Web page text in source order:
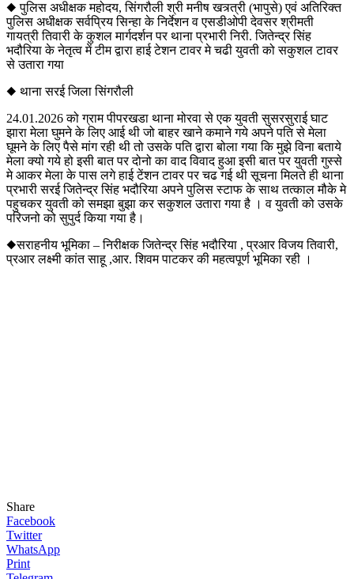
◆ पुलिस अधीक्षक महोदय, सिंगरौली श्री मनीष खत्र्त्री (भापुसे) एवं अतिरिक्त
पुलिस अधीक्षक सर्वप्रिय सिन्हा के निर्देशन व एसडीओपी देवसर श्रीमती
गायत्री तिवारी के कुशल मार्गदर्शन पर थाना प्रभारी निरी. जितेन्द्र सिंह
भदौरिया के नेतृत्व में टीम द्वारा हाई टेशन टावर मे चढी युवती को सकुशल टावर
से उतारा गया
◆ थाना सरई जिला सिंगरौली
24.01.2026 को ग्राम पीपरखडा थाना मोरवा से एक युवती सुसरसुराई घाट
झारा मेला घुमने के लिए आई थी जो बाहर खाने कमाने गये अपने पति से मेला
घूमने के लिए पैसे मांग रही थी तो उसके पति द्वारा बोला गया कि मुझे विना बताये
मेला क्यो गये हो इसी बात पर दोनो का वाद विवाद हुआ इसी बात पर युवती गुस्से
मे आकर मेला के पास लगे हाई टेंशन टावर पर चढ गई थी सूचना मिलते ही थाना
प्रभारी सरई जितेन्द्र सिंह भदौरिया अपने पुलिस स्टाफ के साथ तत्काल मौके मे
पहुचकर युवती को समझा बुझा कर सकुशल उतारा गया है । व युवती को उसके
परिजनो को सुपुर्द किया गया है।
◆सराहनीय भूमिका – निरीक्षक जितेन्द्र सिंह भदौरिया , प्रआर विजय तिवारी,
प्रआर लक्ष्मी कांत साहू ,आर. शिवम पाटकर की महत्वपूर्ण भूमिका रही ।
Share
Facebook
Twitter
WhatsApp
Print